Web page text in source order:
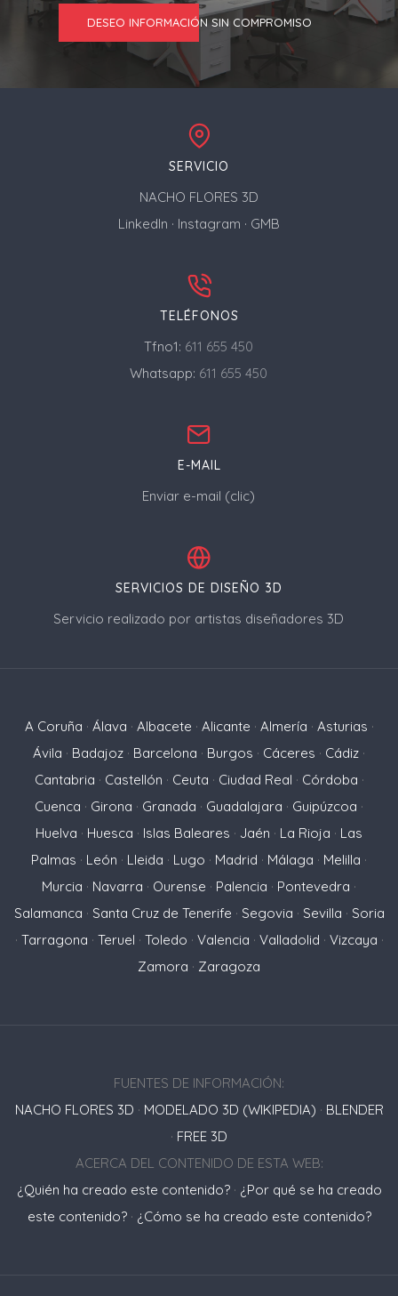
DESEO INFORMACIÓN SIN COMPROMISO
SERVICIO
NACHO FLORES 3D
LinkedIn · Instagram · GMB
TELÉFONOS
Tfno1: 611 655 450
Whatsapp: 611 655 450
E-MAIL
Enviar e-mail (clic)
SERVICIOS DE DISEÑO 3D
Servicio realizado por artistas diseñadores 3D
A Coruña · Álava · Albacete · Alicante · Almería · Asturias ·
Ávila · Badajoz · Barcelona · Burgos · Cáceres · Cádiz ·
Cantabria · Castellón · Ceuta · Ciudad Real · Córdoba ·
Cuenca · Girona · Granada · Guadalajara · Guipúzcoa ·
Huelva · Huesca · Islas Baleares · Jaén · La Rioja · Las
Palmas · León · Lleida · Lugo · Madrid · Málaga · Melilla ·
Murcia · Navarra · Ourense · Palencia · Pontevedra ·
Salamanca · Santa Cruz de Tenerife · Segovia · Sevilla · Soria
· Tarragona · Teruel · Toledo · Valencia · Valladolid · Vizcaya ·
Zamora · Zaragoza
FUENTES DE INFORMACIÓN:
NACHO FLORES 3D · MODELADO 3D (WIKIPEDIA) · BLENDER
· FREE 3D
ACERCA DEL CONTENIDO DE ESTA WEB:
¿Quién ha creado este contenido?· ¿Por qué se ha creado
este contenido?· ¿Cómo se ha creado este contenido?